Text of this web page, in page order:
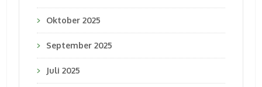
Oktober 2025
September 2025
Juli 2025